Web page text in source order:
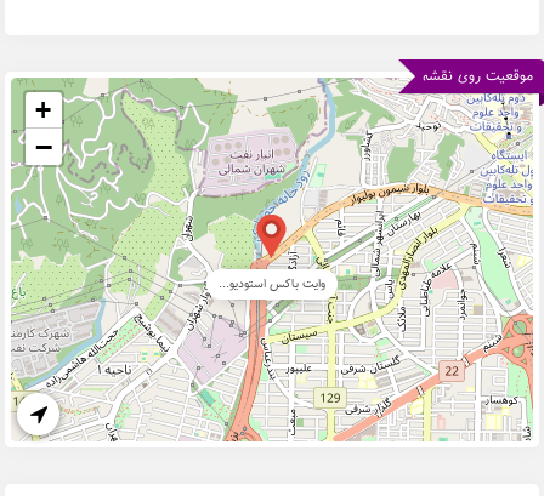
موقعیت روی نقشه
وایت باکس استودیو...
+
−